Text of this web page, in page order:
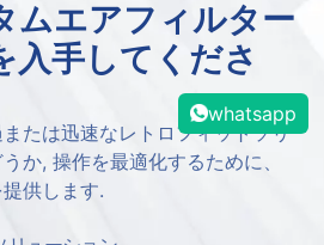
ムエアフィルター
入手してくださ
たは迅速なレトロフィットソリ
か, 操作を最適化するために、
供します.
whatsapp